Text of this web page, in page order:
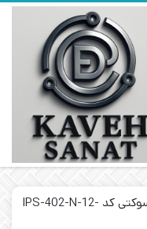
سنسور القایی سوکتی کد IPS-402-N-12-